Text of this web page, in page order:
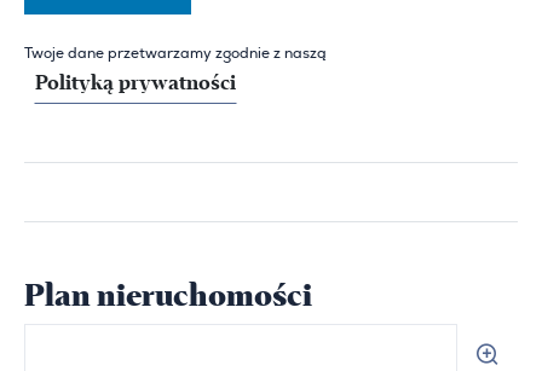
Twoje dane przetwarzamy zgodnie z naszą
Polityką prywatności
Plan nieruchomości